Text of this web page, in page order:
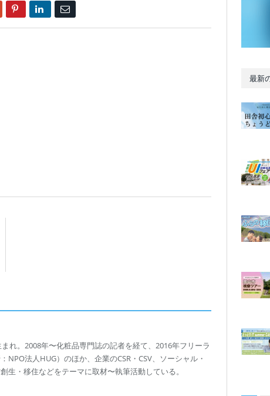
Google+ Pinterest LinkedIn
れ。2008年〜化粧品専門誌の記者を経て、2016年フリーラ
NPO法人HUG）のほか、企業のCSR・CSV、ソーシャル・
生・移住などをテーマに取材〜執筆活動している。
最新